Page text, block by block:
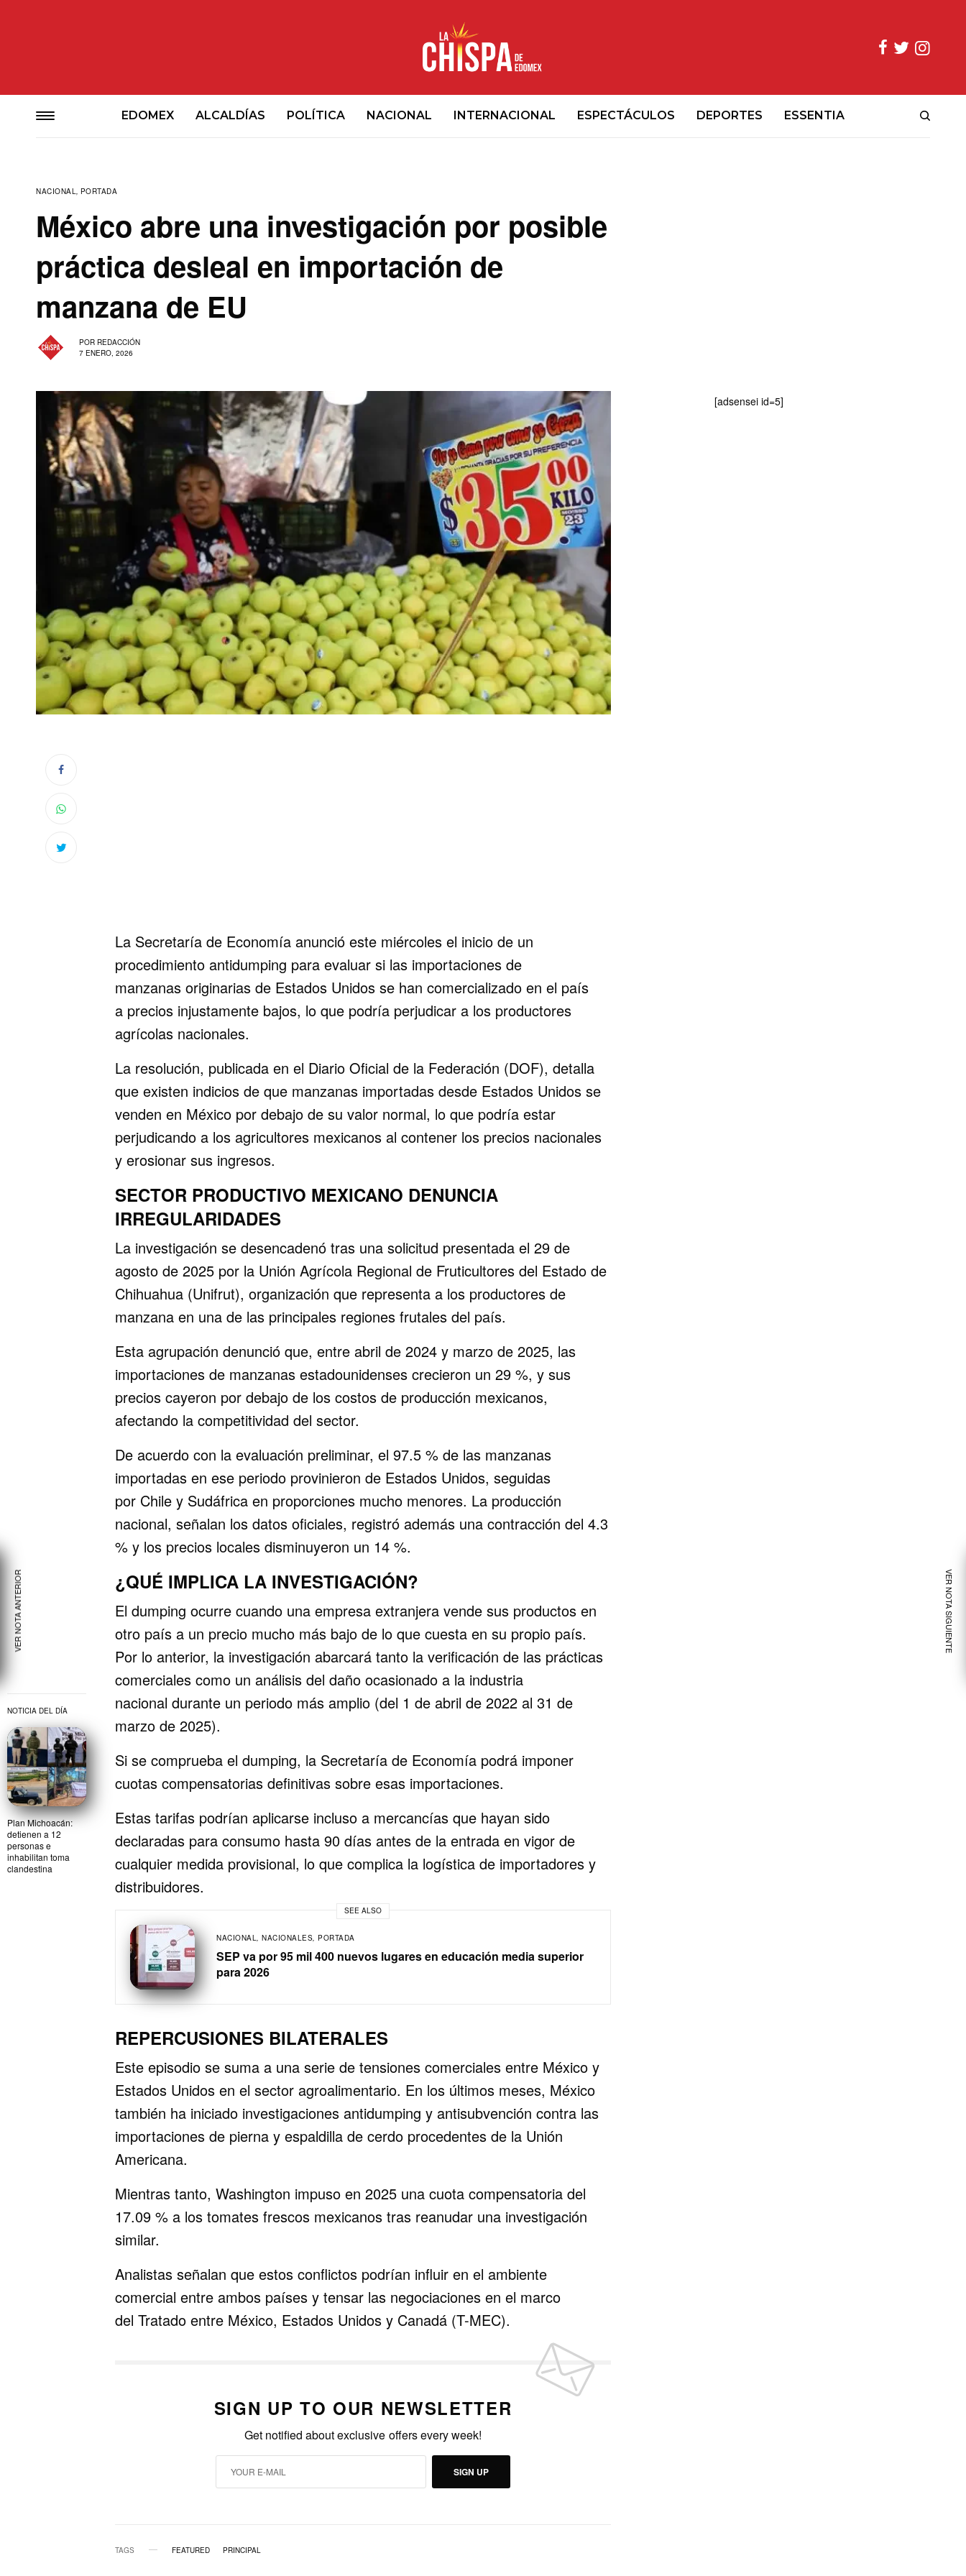
EDOMEX ALCALDÍAS POLÍTICA NACIONAL INTERNACIONAL ESPECTÁCULOS DEPORTES ESSENTIA
NACIONAL, PORTADA
México abre una investigación por posible
práctica desleal en importación de
manzana de EU
POR REDACCIÓN
7 ENERO, 2026
NOTICIA DEL DÍA
Plan Michoacán:
detienen a 12
personas e
inhabilitan toma
clandestina
La Secretaría de Economía anunció este miércoles el inicio de un
procedimiento antidumping para evaluar si las importaciones de
manzanas originarias de Estados Unidos se han comercializado en el país
a precios injustamente bajos, lo que podría perjudicar a los productores
agrícolas nacionales.
La resolución, publicada en el Diario Oficial de la Federación (DOF), detalla
que existen indicios de que manzanas importadas desde Estados Unidos se
venden en México por debajo de su valor normal, lo que podría estar
perjudicando a los agricultores mexicanos al contener los precios nacionales
y erosionar sus ingresos.
SECTOR PRODUCTIVO MEXICANO DENUNCIA
IRREGULARIDADES
La investigación se desencadenó tras una solicitud presentada el 29 de
agosto de 2025 por la Unión Agrícola Regional de Fruticultores del Estado de
Chihuahua (Unifrut), organización que representa a los productores de
manzana en una de las principales regiones frutales del país.
Esta agrupación denunció que, entre abril de 2024 y marzo de 2025, las
importaciones de manzanas estadounidenses crecieron un 29 %, y sus
precios cayeron por debajo de los costos de producción mexicanos,
afectando la competitividad del sector.
De acuerdo con la evaluación preliminar, el 97.5 % de las manzanas
importadas en ese periodo provinieron de Estados Unidos, seguidas
por Chile y Sudáfrica en proporciones mucho menores. La producción
nacional, señalan los datos oficiales, registró además una contracción del 4.3
% y los precios locales disminuyeron un 14 %.
¿QUÉ IMPLICA LA INVESTIGACIÓN?
El dumping ocurre cuando una empresa extranjera vende sus productos en
otro país a un precio mucho más bajo de lo que cuesta en su propio país.
Por lo anterior, la investigación abarcará tanto la verificación de las prácticas
comerciales como un análisis del daño ocasionado a la industria
nacional durante un periodo más amplio (del 1 de abril de 2022 al 31 de
marzo de 2025).
Si se comprueba el dumping, la Secretaría de Economía podrá imponer
cuotas compensatorias definitivas sobre esas importaciones.
Estas tarifas podrían aplicarse incluso a mercancías que hayan sido
declaradas para consumo hasta 90 días antes de la entrada en vigor de
cualquier medida provisional, lo que complica la logística de importadores y
distribuidores.
SEE ALSO
NACIONAL, NACIONALES, PORTADA
SEP va por 95 mil 400 nuevos lugares en educación media superior
para 2026
REPERCUSIONES BILATERALES
Este episodio se suma a una serie de tensiones comerciales entre México y
Estados Unidos en el sector agroalimentario. En los últimos meses, México
también ha iniciado investigaciones antidumping y antisubvención contra las
importaciones de pierna y espaldilla de cerdo procedentes de la Unión
Americana.
Mientras tanto, Washington impuso en 2025 una cuota compensatoria del
17.09 % a los tomates frescos mexicanos tras reanudar una investigación
similar.
Analistas señalan que estos conflictos podrían influir en el ambiente
comercial entre ambos países y tensar las negociaciones en el marco
del Tratado entre México, Estados Unidos y Canadá (T-MEC).
SIGN UP TO OUR NEWSLETTER
Get notified about exclusive offers every week!
SIGN UP
TAGS FEATURED PRINCIPAL
[adsensei id=5]
VER NOTA ANTERIOR VER NOTA SIGUIENTE